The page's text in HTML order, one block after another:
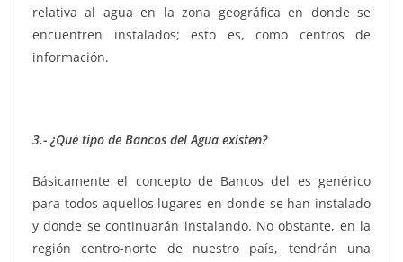
relativa al agua en la zona geográfica en donde se
encuentren instalados; esto es, como centros de
información.
3.- ¿Qué tipo de Bancos del Agua existen?
Básicamente el concepto de Bancos del es genérico
para todos aquellos lugares en donde se han instalado
y donde se continuarán instalando. No obstante, en la
región centro-norte de nuestro país, tendrán una